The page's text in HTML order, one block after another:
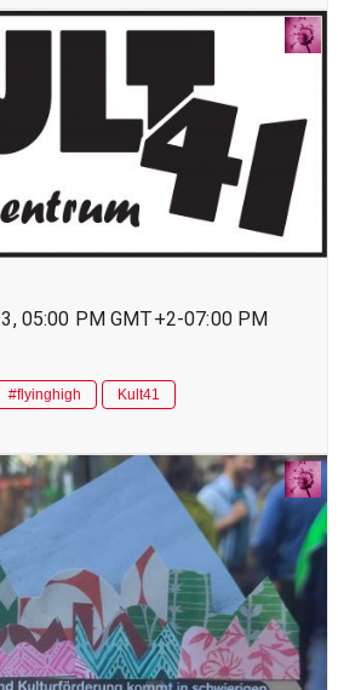
05:00 PM GMT+2-07:00 PM
#flyinghigh
Kult41